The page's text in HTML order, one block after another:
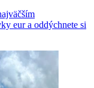
eur a oddýchnete si